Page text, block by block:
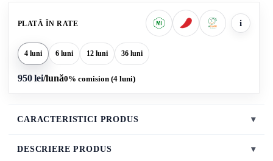
PLATĂ ÎN RATE i
4 luni 6 luni 12 luni 36 luni
950 lei/lună0% comision (4 luni)
CARACTERISTICI PRODUS ▾
DESCRIERE PRODUS ▾